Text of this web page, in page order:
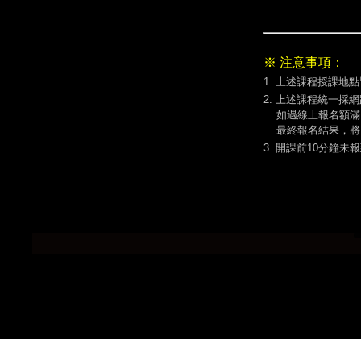
※ 注意事項：
1. 上述課程授課地
2. 上述課程統一採
如遇線上報名額滿
最終報名結果，將
3. 開課前10分鐘未